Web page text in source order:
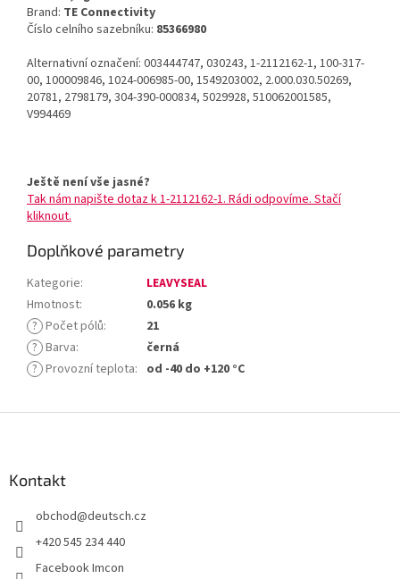
Brand: TE Connectivity
Číslo celního sazebníku: 85366980
Alternativní označení: 003444747, 030243, 1-2112162-1, 100-317-
00, 100009846, 1024-006985-00, 1549203002, 2.000.030.50269,
20781, 2798179, 304-390-000834, 5029928, 510062001585,
V994469
Ještě není vše jasné?
Tak nám napište dotaz k 1-2112162-1. Rádi odpovíme. Stačí
kliknout.
Doplňkové parametry
Kategorie:
LEAVYSEAL
Hmotnost:
0.056 kg
? Počet pólů:
21
? Barva:
černá
? Provozní teplota: od -40 do +120 °C
Kontakt
obchod@deutsch.cz
+420 545 234 440
Facebook Imcon